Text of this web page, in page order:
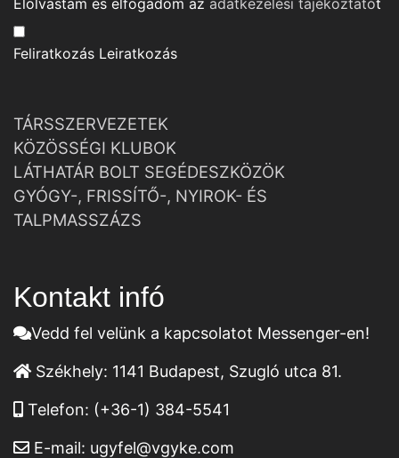
Elolvastam és elfogadom az adatkezelési tájékoztatót
Feliratkozás Leiratkozás
TÁRSSZERVEZETEK
KÖZÖSSÉGI KLUBOK
LÁTHATÁR BOLT SEGÉDESZKÖZÖK
GYÓGY-, FRISSÍTŐ-, NYIROK- ÉS
TALPMASSZÁZS
Kontakt infó
Vedd fel velünk a kapcsolatot Messenger-en!
Székhely: 1141 Budapest, Szugló utca 81.
Telefon: (+36-1) 384-5541
E-mail: ugyfel@vgyke.com